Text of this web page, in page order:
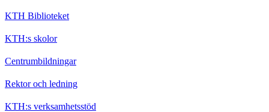
KTH Biblioteket
KTH:s skolor
Centrumbildningar
Rektor och ledning
KTH:s verksamhetsstöd